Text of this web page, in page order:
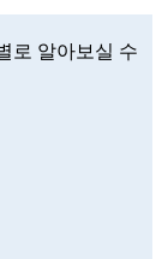
로 알아보실 수